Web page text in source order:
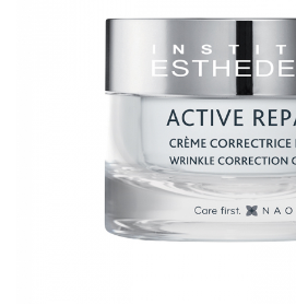
INSTITUT ESTHEDERM
MESOESTETIC
Age Element
Rozacee/ Cuperoza